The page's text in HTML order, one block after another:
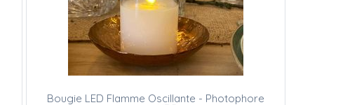
Bougie LED Flamme Oscillante - Photophore